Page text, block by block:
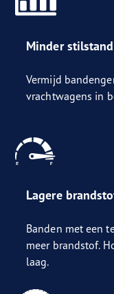
Minder stilstand
Vermijd
vrachtwagens in
Lagere
Banden met een
meer brandstof.
laag.